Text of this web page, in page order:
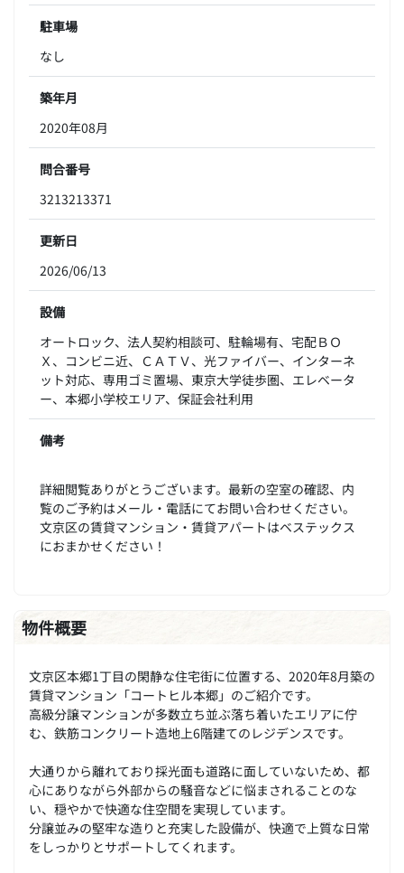
駐車場
なし
築年月
2020年08月
問合番号
3213213371
更新日
2026/06/13
設備
オートロック、法人契約相談可、駐輪場有、宅配ＢＯ
Ｘ、コンビニ近、ＣＡＴＶ、光ファイバー、インターネ
ット対応、専用ゴミ置場、東京大学徒歩圏、エレベータ
ー、本郷小学校エリア、保証会社利用
備考
詳細閲覧ありがとうございます。最新の空室の確認、内
覧のご予約はメール・電話にてお問い合わせください。
文京区の賃貸マンション・賃貸アパートはベステックス
におまかせください！
物件概要
文京区本郷1丁目の閑静な住宅街に位置する、2020年8月築の
賃貸マンション「コートヒル本郷」のご紹介です。
高級分譲マンションが多数立ち並ぶ落ち着いたエリアに佇
む、鉄筋コンクリート造地上6階建てのレジデンスです。
大通りから離れており採光面も道路に面していないため、都
心にありながら外部からの騒音などに悩まされることのな
い、穏やかで快適な住空間を実現しています。
分譲並みの堅牢な造りと充実した設備が、快適で上質な日常
をしっかりとサポートしてくれます。